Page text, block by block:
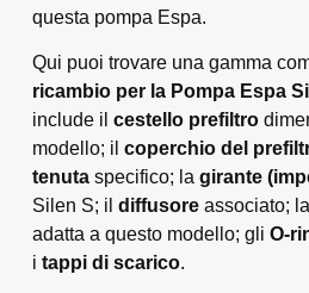
questa pompa Espa.
Qui puoi trovare una gamma
ricambio per la Pompa Espa
include il cestello prefiltro
modello; il coperchio del
tenutaspecifico; la girante
Silen S; il diffusoreassociato; la
adatta a questo modello; gli O-
i tappi di scarico.